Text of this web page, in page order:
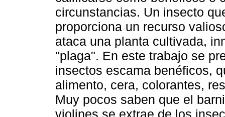
circunstancias. Un insecto
proporciona un recurso
ataca una planta cultivada,
"plaga". En este trabajo se
insectos escama benéficos,
alimento, cera, colorantes,
Muy pocos saben que el
violines se extrae de los